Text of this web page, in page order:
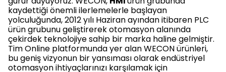
kaydettiği önemli ilerlemelerle başlayan
yolculuğunda, 2012 yılı Haziran ayından itibaren PLC
ürün grubunu geliştirerek otomasyon alanında
çekirdek teknolojiye sahip bir marka haline gelmiştir.
Tim Online platformunda yer alan WECON ürünleri,
bu geniş vizyonun bir yansıması olarak endüstriyel
otomasyon ihtiyaçlarınızı karşılamak için